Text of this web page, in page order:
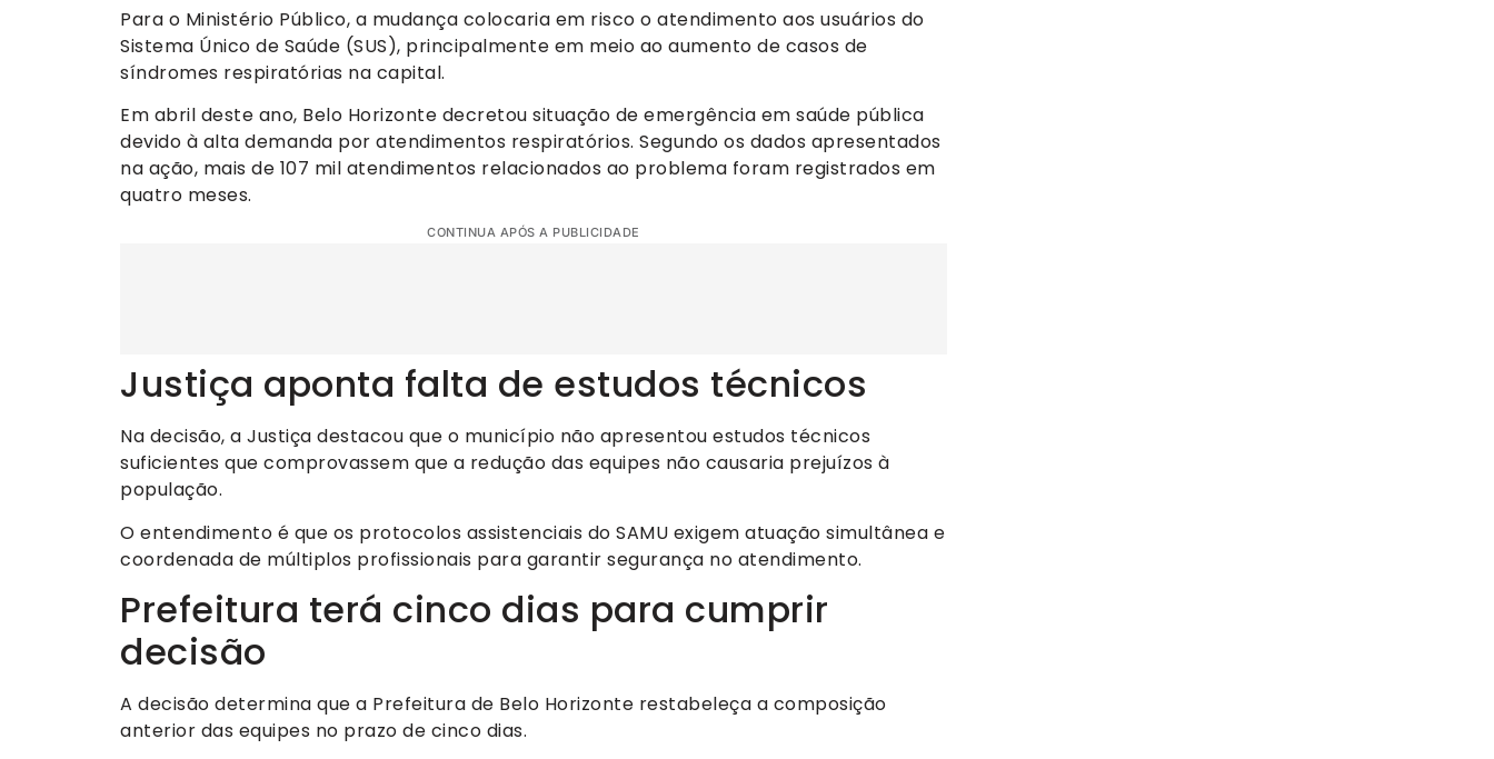
Para o Ministério Público, a mudança colocaria em risco o atendimento aos usuários do
Sistema Único de Saúde (SUS), principalmente em meio ao aumento de casos de
síndromes respiratórias na capital.
Em abril deste ano, Belo Horizonte decretou situação de emergência em saúde pública
devido à alta demanda por atendimentos respiratórios. Segundo os dados apresentados
na ação, mais de 107 mil atendimentos relacionados ao problema foram registrados em
quatro meses.
CONTINUA APÓS A PUBLICIDADE
Justiça aponta falta de estudos técnicos
Na decisão, a Justiça destacou que o município não apresentou estudos técnicos
suficientes que comprovassem que a redução das equipes não causaria prejuízos à
população.
O entendimento é que os protocolos assistenciais do SAMU exigem atuação simultânea e
coordenada de múltiplos profissionais para garantir segurança no atendimento.
Prefeitura terá cinco dias para cumprir
decisão
A decisão determina que a Prefeitura de Belo Horizonte restabeleça a composição
anterior das equipes no prazo de cinco dias.